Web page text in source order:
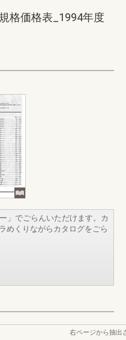
格価格表_1994年度
」でごらんいただけます。カ
めくりながらカタログをごら
右ページから抽出